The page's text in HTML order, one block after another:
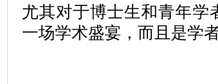
尤其对于博士生和青年学
一场学术盛宴，而且是学